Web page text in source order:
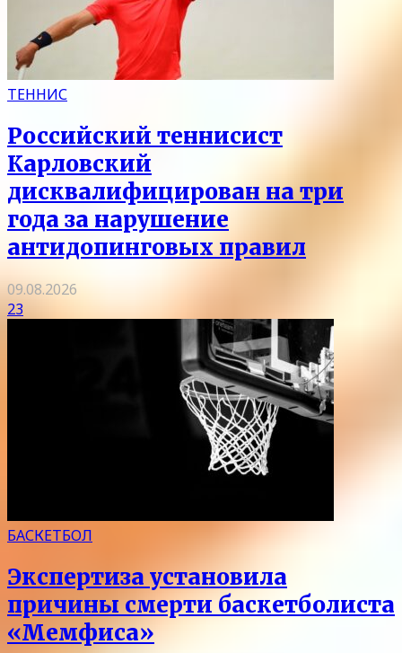
ТЕННИС
Российский теннисист
Карловский
дисквалифицирован на три
года за нарушение
антидопинговых правил
09.08.2026
23
БАСКЕТБОЛ
Экспертиза установила
причины смерти баскетболиста
«Мемфиса»